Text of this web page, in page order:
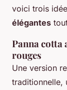
voici trois
élégantes
Panna cotta
rouges
Une version
traditionnelle,